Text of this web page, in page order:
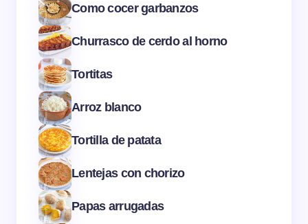
Como cocer garbanzos
Churrasco de cerdo al horno
Tortitas
Arroz blanco
Tortilla de patata
Lentejas con chorizo
Papas arrugadas